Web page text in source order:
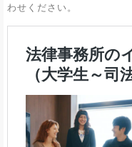
わせください。